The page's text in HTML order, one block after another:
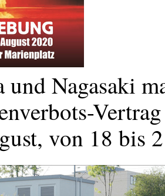
und Nagasaki
von 18 bis